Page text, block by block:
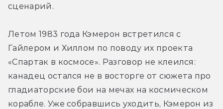
сценарий.
Летом 1983 года Кэмерон встретился с
Гайлером и Хиллом по поводу их проекта
«Спартак в космосе». Разговор не клеился:
канадец остался не в восторге от сюжета про
гладиаторские бои на мечах на космическом
корабле. Уже собравшись уходить, Кэмерон из